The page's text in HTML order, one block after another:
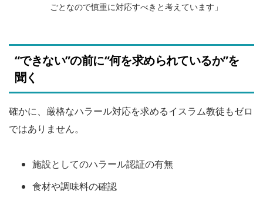
ごとなので慎重に対応すべきと考えています」
“できない”の前に“何を求められているか”を
聞く
確かに、厳格なハラール対応を求めるイスラム教徒もゼロ
ではありません。
施設としてのハラール認証の有無
食材や調味料の確認